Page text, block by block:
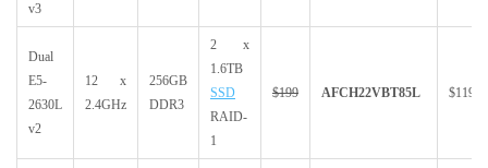
v3
Dual
E5-
2630L
v2
12 x
2.4GHz
256GB
DDR3
2 x
1.6TB
SSD
RAID-
1
$199 AFCH22VBT85L $119